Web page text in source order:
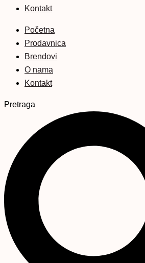
Kontakt
Početna
Prodavnica
Brendovi
O nama
Kontakt
Pretraga